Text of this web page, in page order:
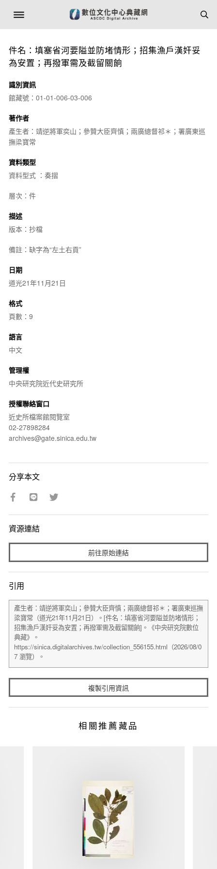
件名：填塞省河要隘並防堵情形；招集漁戶漢奸妥
為安置；再撥軍需及截留關餉
識別資訊
館藏號：01-01-006-03-006
著作者
產生者：靖逆將軍奕山；參贊大臣齊慎；兩廣總督祁＊；署廣東巡
撫梁寶常
資料類型
資料型式 ：奏摺
層次：件
描述
版本：抄檔
備註：缺字為“左土右貢”
日期
道光21年11月21日
格式
頁數：9
語言
中文
管理權
中央研究院近代史研究所
授權聯絡窗口
近史所檔案館閱覽室
02-27898284
archives@gate.sinica.edu.tw
分享本文
資源連結
前往原始連結
引用
複製引用資訊
相關推薦藏品